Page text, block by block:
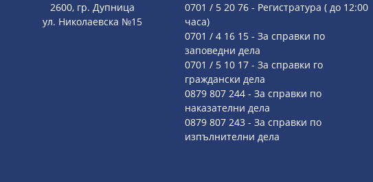
2600, гр. Дупница
ул. Николаевска №15
0701 / 5 20 76 - Регистратура ( до 12:00
часа)
0701 / 4 16 15 - За справки по
заповедни дела
0701 / 5 10 17 - За справки го
граждански дела
0879 807 244 - За справки по
наказателни дела
0879 807 243 - За справки по
изпълнителни дела